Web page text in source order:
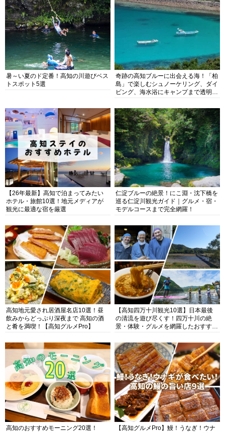
暑～い夏のド定番！高知の川遊びベス
トスポット5選
奇跡の高知ブルーに出会える海！「柏
島」で楽しむシュノーケリング、ダイ
ビング、海水浴にキャンプまで透明度
【26年最新】高知で泊まってみたい
ホテル・旅館10選！地元メディアが
観光に最適な宿を厳選
仁淀ブルーの絶景！にこ淵・沈下橋を
巡る仁淀川観光ガイド｜グルメ・宿・
モデルコースまで完全網羅！
高知地元愛され居酒屋名店10選！昼
飲みからどっぷり深夜まで 高知の酒
と肴を満喫！【高知グルメPro】
【高知四万十川観光10選】日本最後
の清流を遊び尽くす！四万十川の絶
景・体験・グルメを網羅したおすすめ
高知のおすすめモーニング20選！
【高知グルメPro】鰻！うなぎ！ウナ